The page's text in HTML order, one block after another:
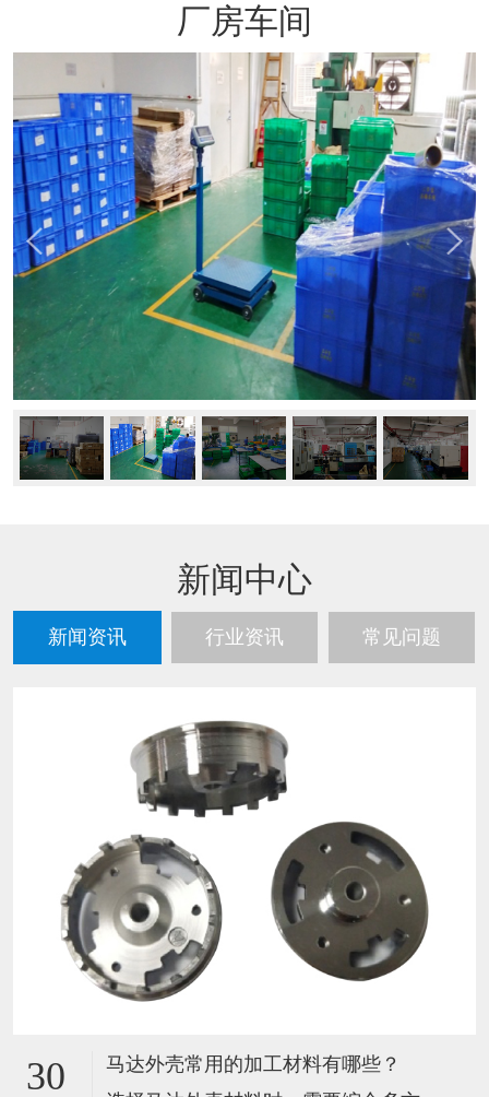
厂房车间
新闻中心
新闻资讯 行业资讯 常见问题
30
马达外壳常用的加工材料有哪些？